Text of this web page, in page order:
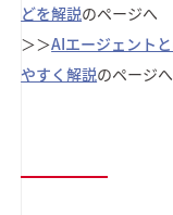
どを解説のページへ
＞＞AIエージェント
やすく解説のページへ